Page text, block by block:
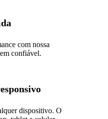
com nossa
confiável.
dispositivo. O